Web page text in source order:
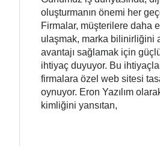
oluşturmanın önemi her
Firmalar, müşterilere daha
ulaşmak, marka bilinirliğini
avantajı sağlamak için
ihtiyaç duyuyor. Bu
firmalara özel web sitesi
oynuyor. Eron Yazılım
kimliğini yansıtan,